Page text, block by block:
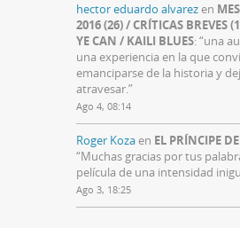
hector eduardo alvarezen
2016 (26) / CRÍTICAS BREVES
YE CAN / KAILI BLUES: “una
una experiencia en la que
emanciparse de la historia y
atravesar.”
Ago 4, 08:14
Roger Kozaen EL PRÍNCIPE
“Muchas gracias por tus
película de una intensidad
Ago 3, 18:25